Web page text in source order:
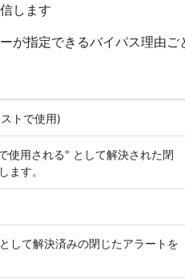
します
が指定できるバイパス理由ご
トで使用)
使用される" として解決された閉
ます。
して解決済みの閉じたアラートを